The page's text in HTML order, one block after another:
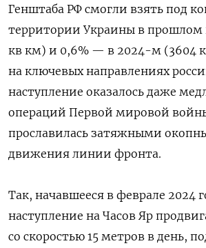
Генштаба РФ смогли взять под
территории Украины в прошлом
кв км) и 0,6% — в 2024-м (3604
на ключевых направлениях
наступление оказалось даже
операций Первой мировой
прославилась затяжными
движения линии фронта.
Так, начавшееся в феврале 2024
наступление на Часов Яр
со скоростью 15 метров в день,